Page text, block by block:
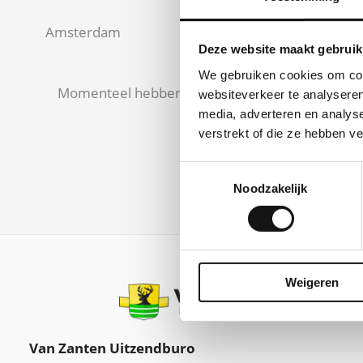
Deze website maakt
We gebruiken cookies om
websiteverkeer te
media, adverteren en
verstrekt of die ze hebben
Noodzakelijk
Weigeren
Amsterdam
Momenteel hebben wij geen vacatures
Van Zanten Uitzendburo